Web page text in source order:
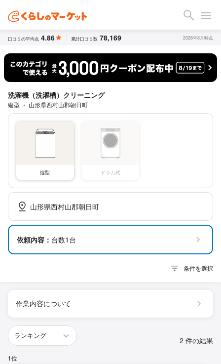
口コミの平均点 4.86 累計口コミ数 78,169 2026年8月時点
洗濯機（洗濯槽）クリーニング
縦型 ・ 山形県西村山郡朝日町
縦型 ドラム式
山形県西村山郡朝日町
依頼内容： 台数1台
条件を選択
作業内容について
2 件の結果
1位